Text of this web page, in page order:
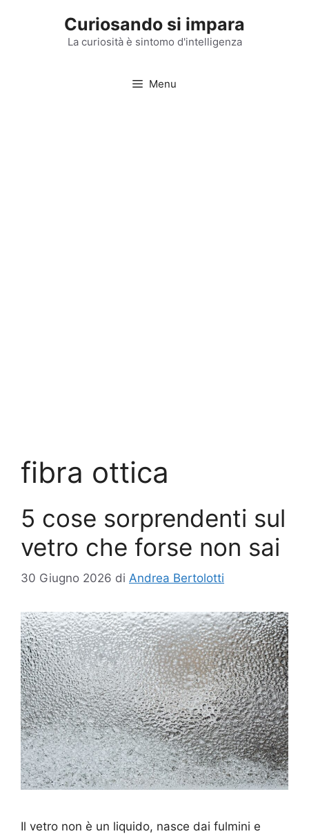
Curiosando si impara
La curiosità è sintomo d'intelligenza
Menu
fibra ottica
5 cose sorprendenti sul
vetro che forse non sai
30 Giugno 2026 di Andrea Bertolotti
Il vetro non è un liquido, nasce dai fulmini e